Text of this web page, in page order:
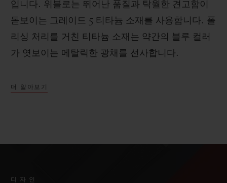
입니다. 위블로는 뛰어난 품질과 탁월한 견고함이
돋보이는 그레이드 5 티타늄 소재를 사용합니다. 폴
리싱 처리를 거친 티타늄 소재는 약간의 블루 컬러
가 엿보이는 메탈릭한 광채를 선사합니다.
더 알아보기
디자인